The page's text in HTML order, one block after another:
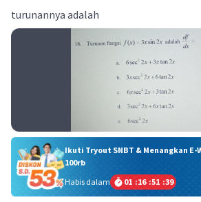
turunannya adalah
Ikuti Tryout SNBT & Menangkan E-
100rb
Habis dalam
01 :16 :51 :39